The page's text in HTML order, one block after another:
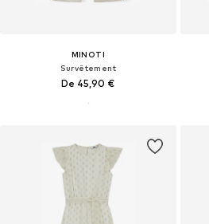
MINOTI
Survêtement
De 45,90 €